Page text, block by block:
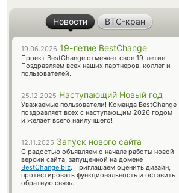
Новости BTC-кран
19.06.2026 19-летие BestChange
Проект BestChange отмечает свое 19-летие!
Поздравляем всех наших партнеров, коллег и
пользователей.
25.12.2025 Наступающий Новый год
Уважаемые пользователи! Команда BestChange
поздравляет всех с наступающим 2026 годом
и желает всего наилучшего!
12.11.2025 Запуск нового сайта
С радостью объявляем о начале работы новой
версии сайта, запущенной на домене
BestChange.biz. Приглашаем оценить дизайн,
протестировать функциональность и оставить
обратную связь.